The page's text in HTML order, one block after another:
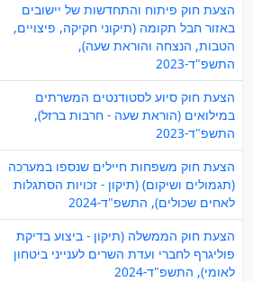
הצעת חוק פיתוח והתחדשות של יישובים
באזור חבל תקומה (תיקוני חקיקה, פיצויים,
הטבות, הנצחה והוראת שעה),
התשפ"ד-2023
הצעת חוק סיוע לסטודנטים המשרתים
במילואים (הוראת שעה - חרבות ברזל),
התשפ"ד-2023
הצעת חוק משפחות חיילים שנספו במערכה
(תגמולים ושיקום) (תיקון - זכויות הסתגלות
לאחים שכולים), התשפ"ד-2024
הצעת חוק הממשלה (תיקון - ביצוע בדיקת
פוליגרף לחברי ועדת השרים לענייני ביטחון
לאומי), התשפ"ד-2024